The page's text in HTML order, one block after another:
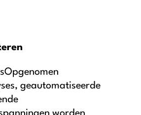
Opgenomen
geautomatiseerde